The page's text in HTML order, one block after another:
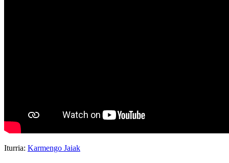
Iturria: Karmengo Jaiak